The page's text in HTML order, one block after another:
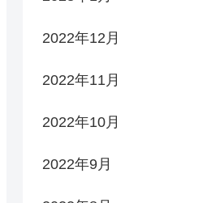
2022年12月
2022年11月
2022年10月
2022年9月